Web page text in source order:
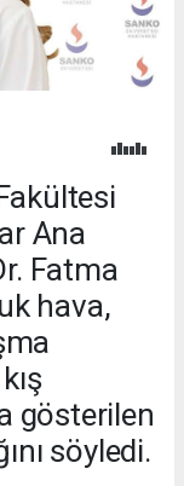
Ana
Fatma
hava,
gösterilen
söyledi.